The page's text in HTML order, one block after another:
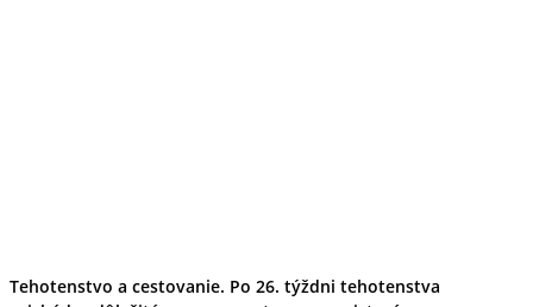
Tehotenstvo a cestovanie. Po 26. týždni tehotenstva